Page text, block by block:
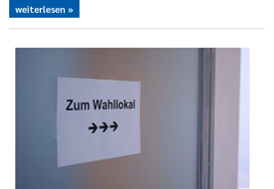
weiterlesen